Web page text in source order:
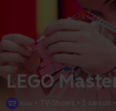
LEGO
• TV-Shows • 1 sæson •